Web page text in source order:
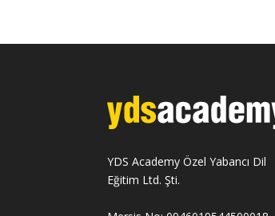
YDS Academy Özel Yabancı Dil
Eğitim Ltd. Şti.